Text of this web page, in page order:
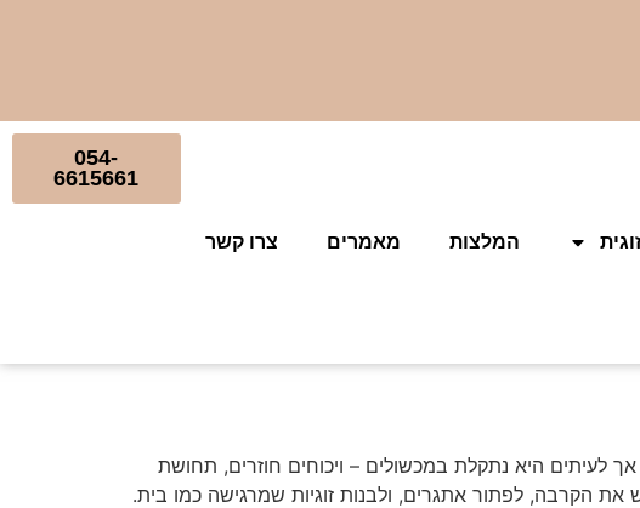
המלצות מאמרים צרו קשר
054-
6615661
לעיתים היא נתקלת במכשולים – ויכוחים חוזרים, תחושת
הקרבה, לפתור אתגרים, ולבנות זוגיות שמרגישה כמו בית.